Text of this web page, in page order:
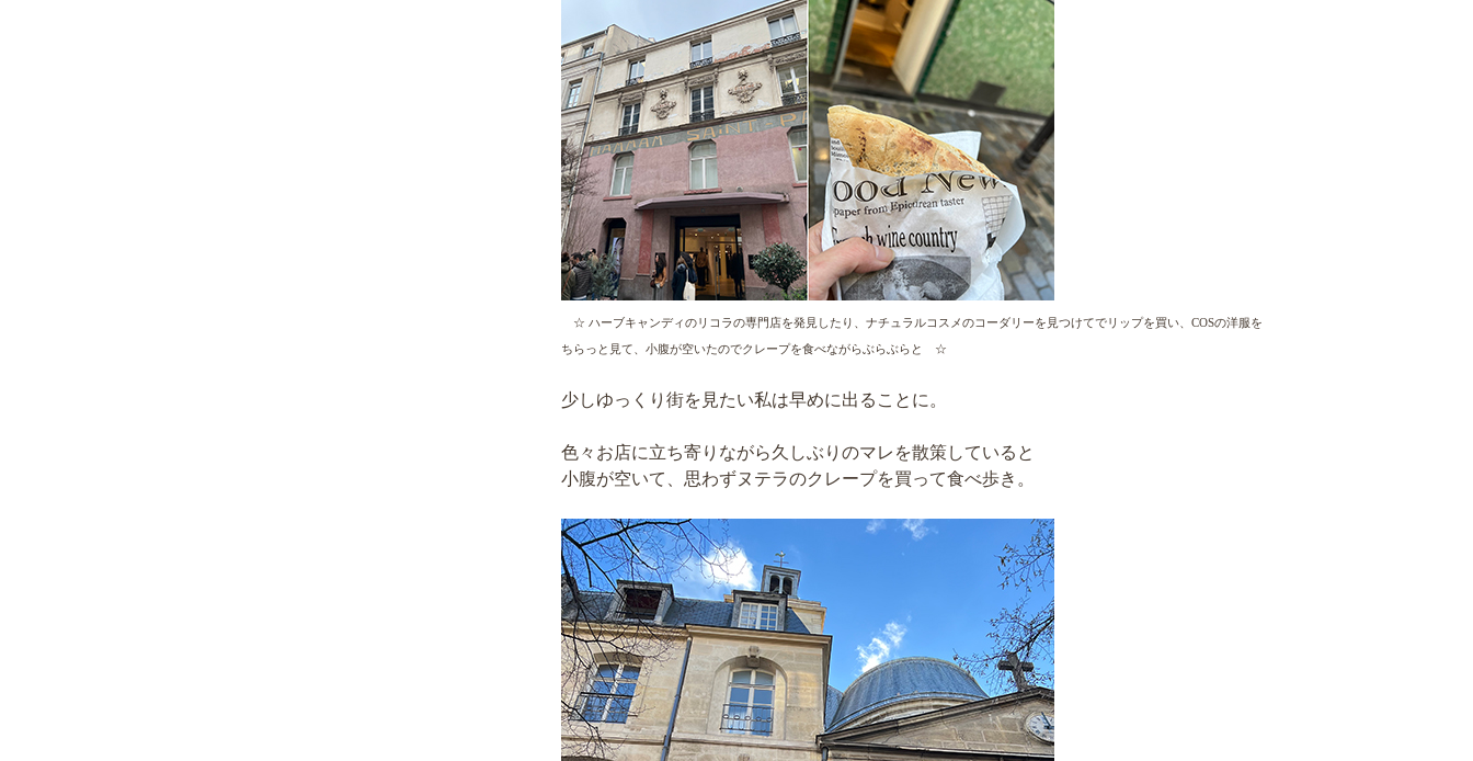
☆ ハーブキャンディのリコラの専門店を発見したり、ナチュラルコスメのコーダリーを見つけてでリップを買い、COSの洋服を
ちらっと見て、小腹が空いたのでクレープを食べながらぶらぶらと ☆
少しゆっくり街を見たい私は早めに出ることに。
色々お店に立ち寄りながら久しぶりのマレを散策していると
小腹が空いて、思わずヌテラのクレープを買って食べ歩き。